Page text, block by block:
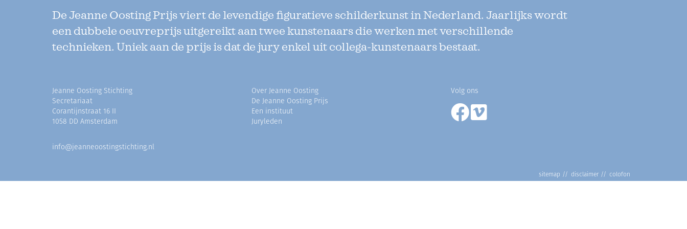
De Jeanne Oosting Prijs viert de levendige figuratieve schilderkunst in Nederland. Jaarlijks wordt
een dubbele oeuvreprijs uitgereikt aan twee kunstenaars die werken met verschillende
technieken. Uniek aan de prijs is dat de jury enkel uit collega-kunstenaars bestaat.
Jeanne Oosting Stichting
Secretariaat
Corantijnstraat 16 II
1058 DD Amsterdam
Over Jeanne Oosting
De Jeanne Oosting Prijs
Een instituut
Juryleden
Volg ons
info@jeanneoostingstichting.nl
sitemap disclaimer colofon